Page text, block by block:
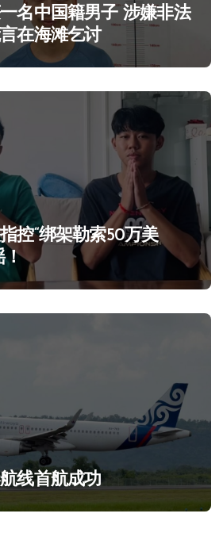
名中国籍男子 涉嫌非法
在海滩乞讨
控“绑架勒索50万美
！
线首航成功